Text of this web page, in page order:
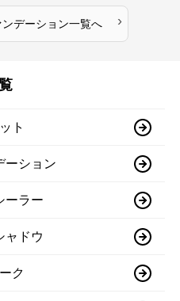
デーション一覧へ ›
ト
ーション
ーラー
ャドウ
ク